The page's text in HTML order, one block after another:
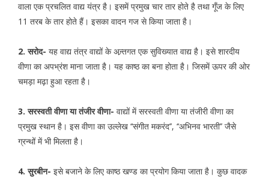
वाला एक प्रचलित वाद्य यंत्र है। इसमें प्रमुख चार तार होते है तथा गूँज के लिए
11 तरब के तार होते हैं। इसका वादन गज से किया जाता है।
2. सरोद- यह वाद्य तंत्र वाद्यों के अन्र्तगत एक सुविख्यात वाद्य है। इसे शारदीय
वीणा का अपभ्रंश माना जाता है। यह काष्ठ का बना होता है। जिसमें ऊपर की ओर
चमड़ा मढ़ा हुआ रहता है।
3. सरस्वती वीणा या तंजीर वीणा- वाद्यों में सरस्वती वीणा या तंजीरी वीणा का
प्रमुख स्थान है। इस वीणा का उल्लेख ‘‘संगीत मकरंद’’, ‘‘अभिनव भारती’’ जैसे
ग्रन्थों में भी मिलता है।
4. सुरबीन- इसे बजाने के लिए काष्ठ खण्ड का प्रयोग किया जाता है। कुछ वादक